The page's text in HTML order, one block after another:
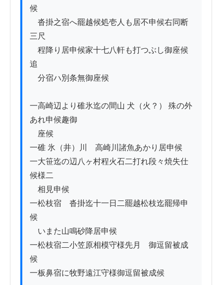
候
沓掛之宿へ罷越候処壱人も居不申候右同断
三尺
程降り居申候家十七八軒も打つぶし御座候
追
分宿ハ別条無御座候
一高崎辺より碓氷迄の間山 犬（火？） 殊の外
あれ申候趣御
座候
一碓 氷（井）川ゟ高崎川諸魚あかり居申候
一大笹迄の辺八ヶ村程火石二打れ段々焼失仕
候様二
相見申候
一松枝宿ゟ沓掛迄十一日二罷越松枝迄罷帰申
候
いまた山鳴砂降居申候
一松枝宿二小笠原相模守様先月ゟ御逗留被成
候
一板鼻宿に牧野遠江守様御逗留被成候